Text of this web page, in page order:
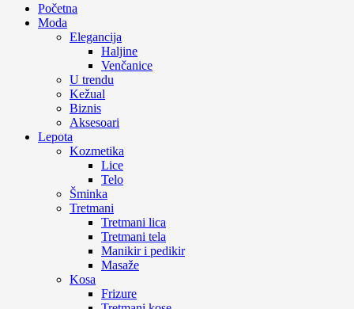
Početna
Moda
Elegancija
Haljine
Venčanice
U trendu
Kežual
Biznis
Aksesoari
Lepota
Kozmetika
Lice
Telo
Šminka
Tretmani
Tretmani lica
Tretmani tela
Manikir i pedikir
Masaže
Kosa
Frizure